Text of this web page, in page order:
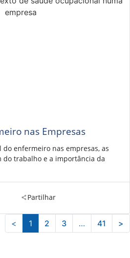
nas Empresas
enfermeiro nas empresas, as
do trabalho e a importância da
Partilhar
< 1 2 3 … 41 >